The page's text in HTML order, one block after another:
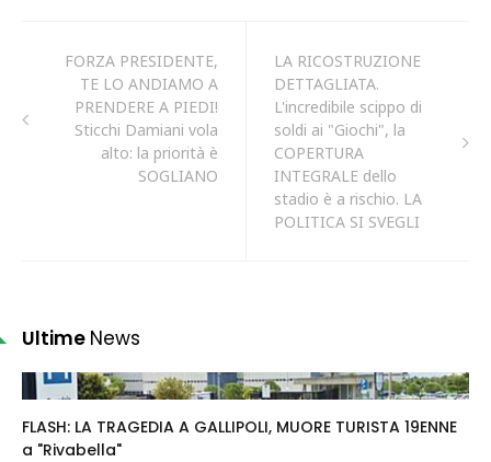
FORZA PRESIDENTE,
TE LO ANDIAMO A
PRENDERE A PIEDI!
Sticchi Damiani vola
alto: la priorità è
SOGLIANO
LA RICOSTRUZIONE
DETTAGLIATA.
L'incredibile scippo di
soldi ai "Giochi", la
COPERTURA
INTEGRALE dello
stadio è a rischio. LA
POLITICA SI SVEGLI
Ultime News
FLASH: LA TRAGEDIA A GALLIPOLI, MUORE TURISTA 19ENNE
a "Rivabella"